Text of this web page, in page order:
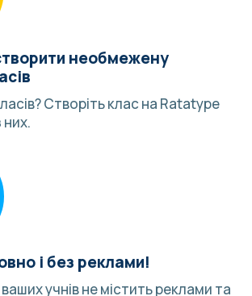
необмежену
Створіть клас на Ratatype
і без реклами!
учнів не містить реклами та